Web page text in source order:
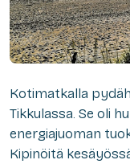
Kotimatkalla
Tikkulassa. Se oli
energiajuoman
Kipinöitä